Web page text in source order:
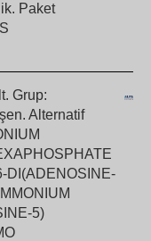
Paket
Grup:
Alternatif
DI(ADENOSINE-
5)